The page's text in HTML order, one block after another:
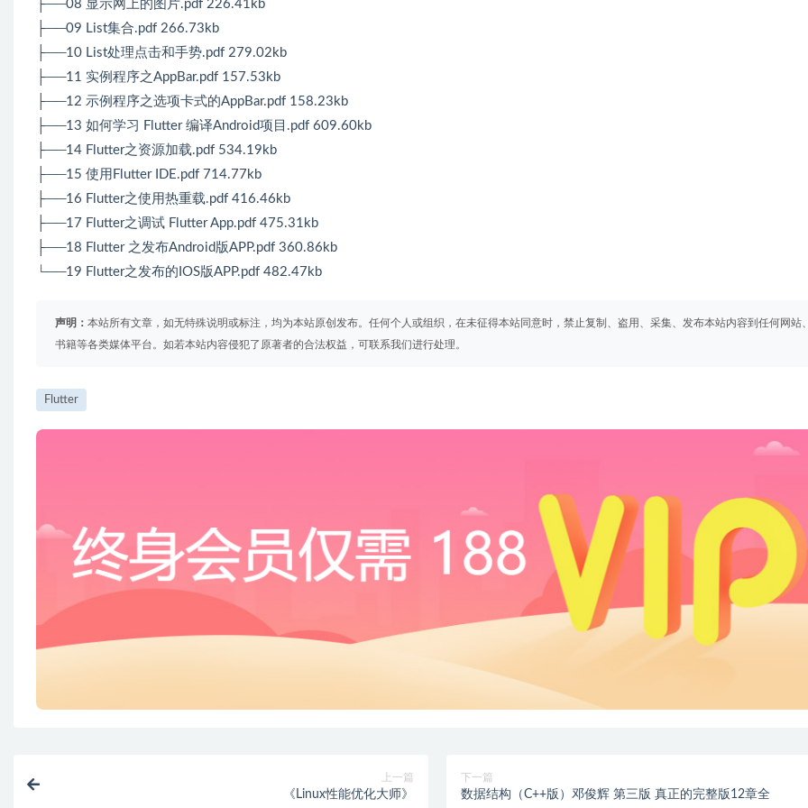
├──08 显示网上的图片.pdf 226.41kb
├──09 List集合.pdf 266.73kb
├──10 List处理点击和手势.pdf 279.02kb
├──11 实例程序之AppBar.pdf 157.53kb
├──12 示例程序之选项卡式的AppBar.pdf 158.23kb
├──13 如何学习 Flutter 编译Android项目.pdf 609.60kb
├──14 Flutter之资源加载.pdf 534.19kb
├──15 使用Flutter IDE.pdf 714.77kb
├──16 Flutter之使用热重载.pdf 416.46kb
├──17 Flutter之调试 Flutter App.pdf 475.31kb
├──18 Flutter 之发布Android版APP.pdf 360.86kb
└──19 Flutter之发布的IOS版APP.pdf 482.47kb
声明： 本站所有文章，如无特殊说明或标注，均为本站原创发布。任何个人或组织，在未征得本站同意时，禁止复制、盗用、采集、发布本站内容到任何网站
书籍等各类媒体平台。如若本站内容侵犯了原著者的合法权益，可联系我们进行处理。
Flutter
上一篇
《Linux性能优化大师》
下一篇
数据结构（C++版）邓俊辉 第三版 真正的完整版12章全